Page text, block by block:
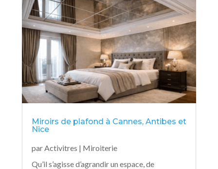
Miroirs de plafond à Cannes, Antibes et
Nice
parActivitres | Miroiterie
Qu’il s’agisse d’agrandir un espace, de